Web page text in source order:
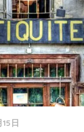
15日